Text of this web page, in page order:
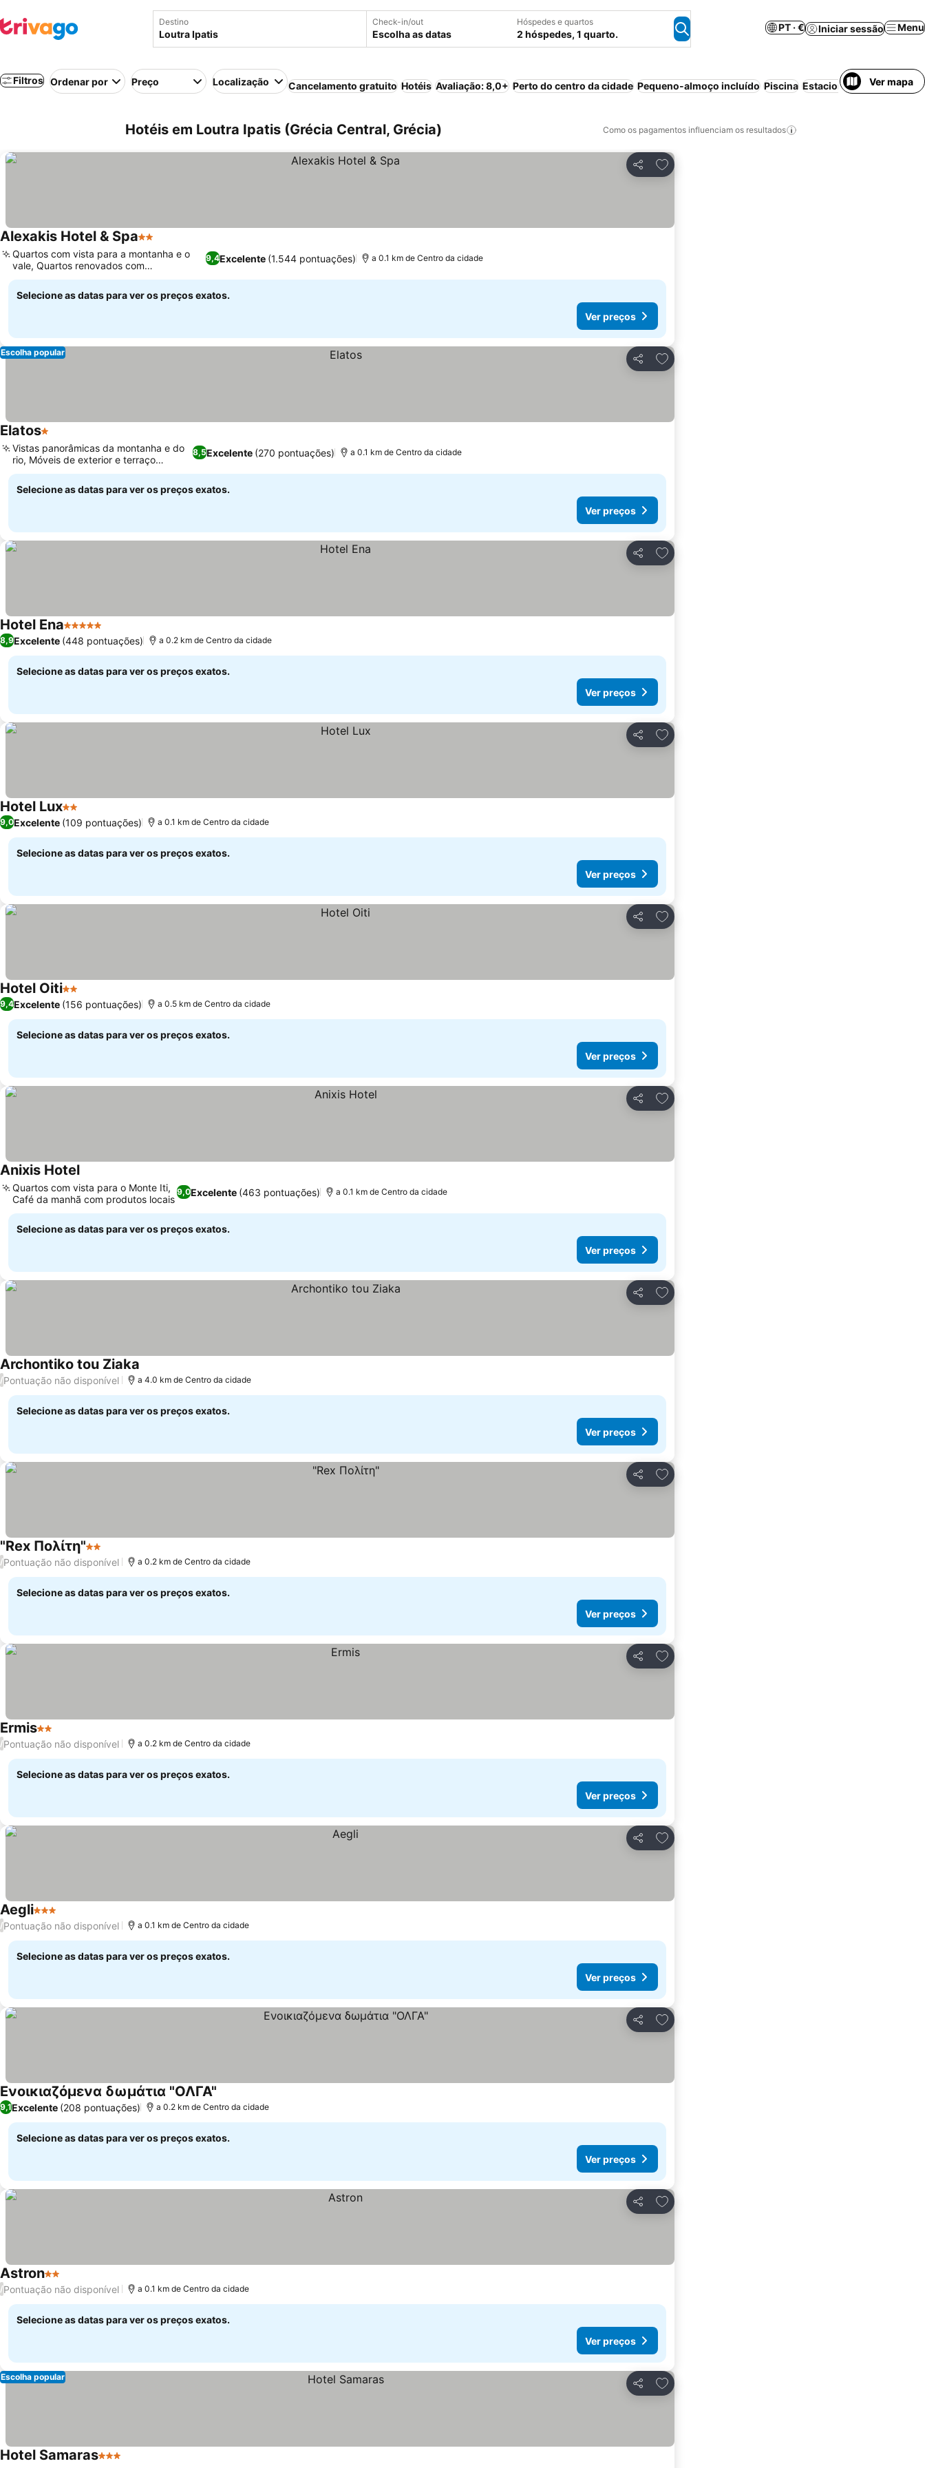
Destino Check-in/out
Escolha as datas
Hóspedes e quartos
2 hóspedes, 1 quarto.
PT · € Iniciar sessão Menu
Filtros Ordenar por Preço Localização Cancelamento gratuito Hotéis Avaliação: 8,0+ Perto do centro da cidade Pequeno-almoço incluído Piscina EstacionamentoVer mapa
Hotéis em Loutra Ipatis (Grécia Central, Grécia) Como os pagamentos influenciam os resultados
Partilhar
Adicionar aos favoritos
Alexakis Hotel & Spa2 Estrelas
9,4Excelente (1.544 pontuações)
Quartos com vista para a montanha e o
vale, Quartos renovados com
comodidades modernas
a 0.1 km de Centro da cidade
Selecione as datas para ver os preços exatos.
Ver preços
Partilhar
Adicionar aos favoritos
Escolha popular
Elatos1 Estrelas
8,5Excelente (270 pontuações)
Vistas panorâmicas da montanha e do
rio, Móveis de exterior e terraço
ensolarado
a 0.1 km de Centro da cidade
Selecione as datas para ver os preços exatos.
Ver preços
Partilhar
Adicionar aos favoritos
Hotel Ena5 Estrelas Ver preços
8,9Excelente (448 pontuações) a 0.2 km de Centro da cidade
Selecione as datas para ver os preços exatos.
Ver preços
Partilhar
Adicionar aos favoritos
Hotel Lux2 Estrelas
9,0Excelente (109 pontuações) a 0.1 km de Centro da cidade
Selecione as datas para ver os preços exatos.
Ver preços
Partilhar
Adicionar aos favoritos
Hotel Oiti2 Estrelas
9,4Excelente (156 pontuações) a 0.5 km de Centro da cidade
Selecione as datas para ver os preços exatos.
Ver preços
Partilhar
Adicionar aos favoritos
Anixis HotelVer preços
9,0Excelente (463 pontuações)
Quartos com vista para o Monte Iti,
Café da manhã com produtos locais
a 0.1 km de Centro da cidade
Selecione as datas para ver os preços exatos.
Ver preços
Partilhar
Adicionar aos favoritos
Archontiko tou Ziaka
/Pontuação não disponível a 4.0 km de Centro da cidade
Selecione as datas para ver os preços exatos.
Ver preços
Partilhar
Adicionar aos favoritos
"Rex Πολίτη"2 Estrelas
Ver preços
/Pontuação não disponível a 0.2 km de Centro da cidade
Selecione as datas para ver os preços exatos.
Ver preços
Partilhar
Adicionar aos favoritos
Ermis2 Estrelas
/Pontuação não disponível a 0.2 km de Centro da cidade
Selecione as datas para ver os preços exatos.
Ver preços
Partilhar
Adicionar aos favoritos
Aegli3 Estrelas
/Pontuação não disponível a 0.1 km de Centro da cidade
Selecione as datas para ver os preços exatos.
Ver preços
Partilhar
Adicionar aos favoritos
Ενοικιαζόμενα δωμάτια "ΟΛΓΑ"
9,1Excelente (208 pontuações) a 0.2 km de Centro da cidade
Selecione as datas para ver os preços exatos.
Ver preços
Partilhar
Adicionar aos favoritos
Astron2 Estrelas
/Pontuação não disponível a 0.1 km de Centro da cidade
Selecione as datas para ver os preços exatos.
Ver preços
Partilhar
Adicionar aos favoritos
Escolha popular
Hotel Samaras3 Estrelas